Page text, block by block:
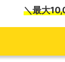
＼最大